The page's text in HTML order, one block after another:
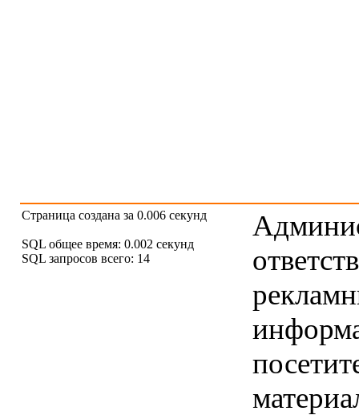
Страница создана за 0.006 секунд
SQL общее время: 0.002 секунд
SQL запросов всего: 14